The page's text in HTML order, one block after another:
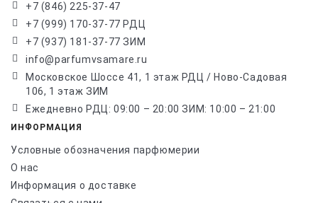
+7 (846) 225-37-47
+7 (999) 170-37-77 РДЦ
+7 (937) 181-37-77 ЗИМ
info@parfumvsamare.ru
Московское Шоссе 41, 1 этаж РДЦ / Ново-Садовая
106, 1 этаж ЗИМ
Ежедневно РДЦ: 09:00 – 20:00 ЗИМ: 10:00 – 21:00
ИНФОРМАЦИЯ
Условные обозначения парфюмерии
О нас
Информация о доставке